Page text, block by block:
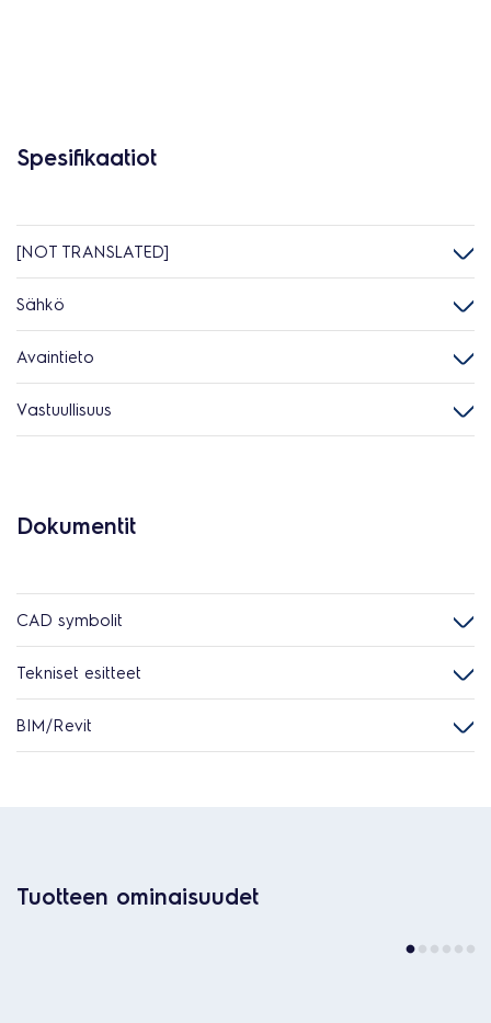
Spesifikaatiot
[NOT TRANSLATED]
Sähkö
Avaintieto
Vastuullisuus
Dokumentit
CAD symbolit
Tekniset esitteet
BIM/Revit
Tuotteen ominaisuudet